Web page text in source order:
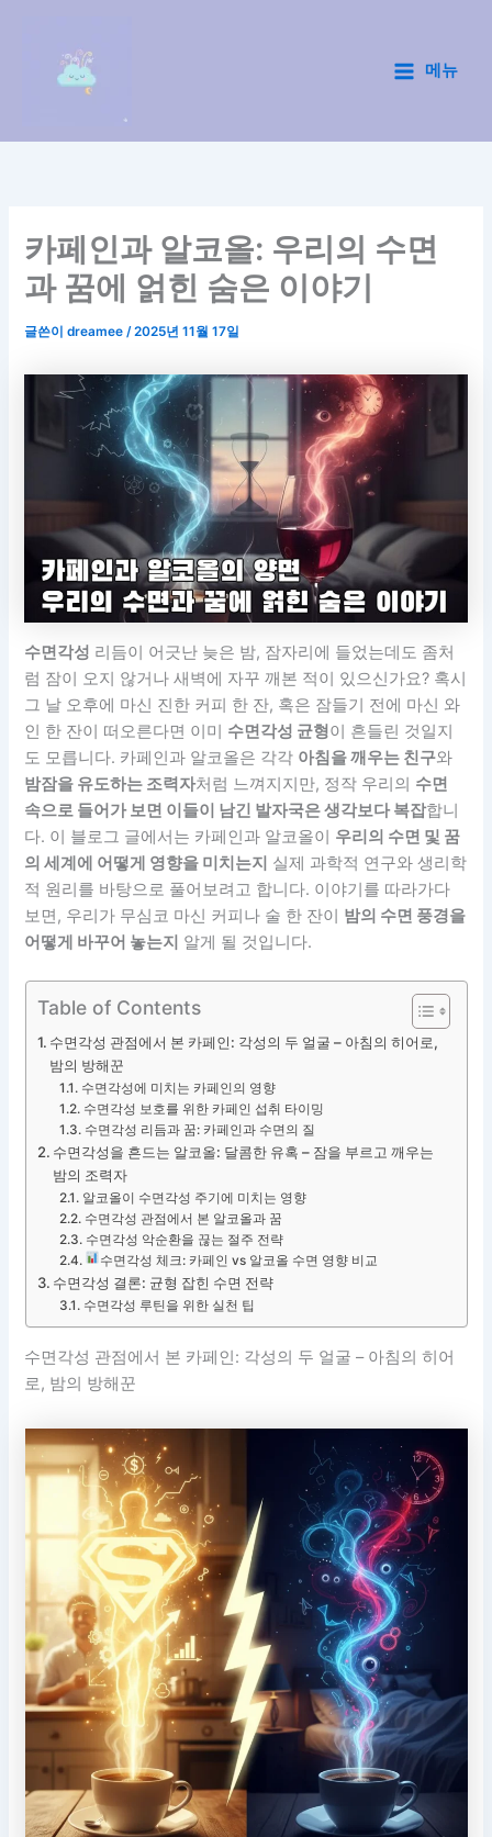
너
Menu
메뉴
카페인과 알코올: 우리의 수면
과 꿈에 얽힌 숨은 이야기
글쓴이dreamee/2025년 11월 17일
수면각성 리듬이 어긋난 늦은 밤, 잠자리에 들었는데도 좀처
럼 잠이 오지 않거나 새벽에 자꾸 깨본 적이 있으신가요? 혹시
그 날 오후에 마신 진한 커피 한 잔, 혹은 잠들기 전에 마신 와
인 한 잔이 떠오른다면 이미 수면각성 균형이 흔들린 것일지
도 모릅니다. 카페인과 알코올은 각각 아침을 깨우는 친구와
밤잠을 유도하는 조력자처럼 느껴지지만, 정작 우리의 수면
속으로 들어가 보면 이들이 남긴 발자국은 생각보다 복잡합니
다. 이 블로그 글에서는 카페인과 알코올이 우리의 수면 및 꿈
의 세계에 어떻게 영향을 미치는지 실제 과학적 연구와 생리학
적 원리를 바탕으로 풀어보려고 합니다. 이야기를 따라가다
보면, 우리가 무심코 마신 커피나 술 한 잔이 밤의 수면 풍경을
어떻게 바꾸어 놓는지 알게 될 것입니다.
Table of Contents
수면각성 관점에서 본 카페인: 각성의 두 얼굴 – 아침의 히어로,
밤의 방해꾼
수면각성에 미치는 카페인의 영향
수면각성 보호를 위한 카페인 섭취 타이밍
수면각성 리듬과 꿈: 카페인과 수면의 질
수면각성을 흔드는 알코올: 달콤한 유혹 – 잠을 부르고 깨우는
밤의 조력자
알코올이 수면각성 주기에 미치는 영향
수면각성 관점에서 본 알코올과 꿈
수면각성 악순환을 끊는 절주 전략
수면각성 체크: 카페인 vs 알코올 수면 영향 비교
수면각성 결론: 균형 잡힌 수면 전략
수면각성 루틴을 위한 실천 팁
수면각성 관점에서 본 카페인: 각성의 두 얼굴 – 아침의 히어
로, 밤의 방해꾼